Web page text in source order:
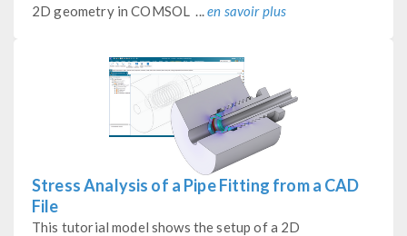
2D geometry in COMSOL ...en savoir plus
Stress Analysis of a Pipe Fitting from a CAD
File
This tutorial model shows the setup of a 2D